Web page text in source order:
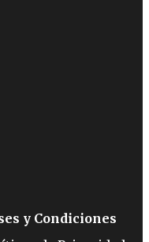
y Condiciones